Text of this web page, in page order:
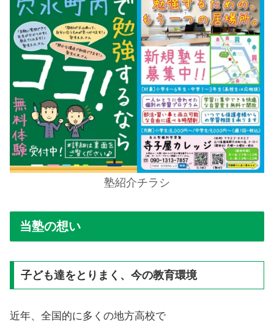
塾紹介チラシ
当塾の想い
子ども達をとりまく、今の教育環境
近年、全国的に多くの地方高校で